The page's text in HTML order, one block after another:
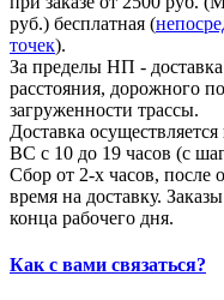
руб.) бесплатная (
точек).
За пределы НП -
расстояния, дорожного
загруженности трассы.
Доставка
ВС с 10 до 19 часов (с
Сбор от 2-х часов, после
время на доставку.
конца рабочего дня.
Как с вами связаться?